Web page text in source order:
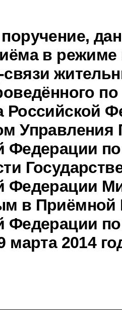
в режиме
Российской
Управления
Федерации
Федерации
в Приёмной
Федерации
марта 2014